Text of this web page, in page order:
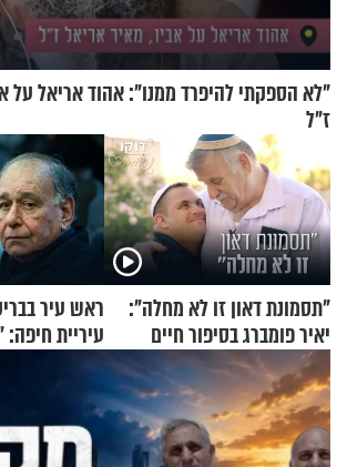
"לא הספקתי להיפרד ממנו": אהוד אריאל על
ז"ל
"תסמונת דאון זו לא מחלה":
יאיר פומברג בסיפור חיים
מעורר השראה
ראש עיר
עיריית חיפה:
ברית הערים